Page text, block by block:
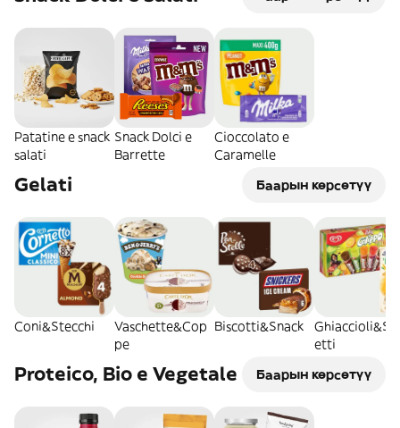
Patatine e snack
salati
Snack Dolci e
Barrette
Cioccolato e
Caramelle
Gelati Баарын көрсөтүү
Coni&Stecchi
Vaschette&Cop
pe
Biscotti&Snack
etti
Proteico, Bio e Vegetale Баарын көрсөтүү